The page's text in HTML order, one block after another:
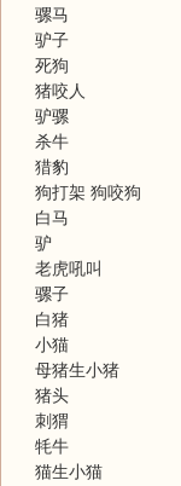
骡马
驴子
死狗
猪咬人
驴骡
杀牛
猎豹
狗打架 狗咬狗
白马
驴
老虎吼叫
骡子
白猪
小猫
母猪生小猪
猪头
刺猬
牦牛
猫生小猫